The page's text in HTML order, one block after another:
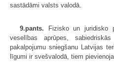
sastādāmi valsts valodā.
9.pants. Fizisko un juridisko
veselības aprūpes,
pakalpojumu sniegšanu Latvijas
līgumi ir svešvalodā, tiem